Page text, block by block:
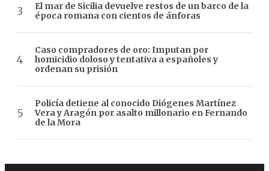
El mar de Sicilia devuelve restos de un barco de la
época romana con cientos de ánforas
Caso compradores de oro: Imputan por
homicidio doloso y tentativa a españoles y
ordenan su prisión
Policía detiene al conocido Diógenes Martínez
Vera y Aragón por asalto millonario en Fernando
de la Mora